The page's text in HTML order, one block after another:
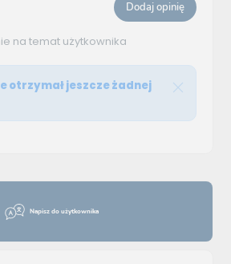
Napisz do użytkownika
Dodaj opinię
na temat użytkownika
otrzymał jeszcze żadnej